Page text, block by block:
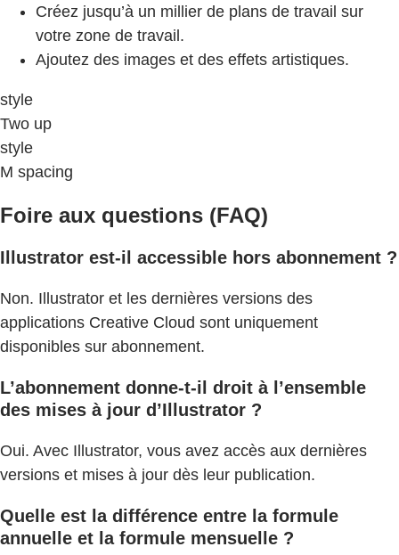
Créez jusqu’à un millier de plans de travail sur
votre zone de travail.
Ajoutez des images et des effets artistiques.
style
Two up
style
M spacing
Foire aux questions (FAQ)
Illustrator est-il accessible hors abonnement ?
Non. Illustrator et les dernières versions des
applications Creative Cloud sont uniquement
disponibles sur abonnement.
L’abonnement donne-t-il droit à l’ensemble
des mises à jour d’Illustrator ?
Oui. Avec Illustrator, vous avez accès aux dernières
versions et mises à jour dès leur publication.
Quelle est la différence entre la formule
annuelle et la formule mensuelle ?